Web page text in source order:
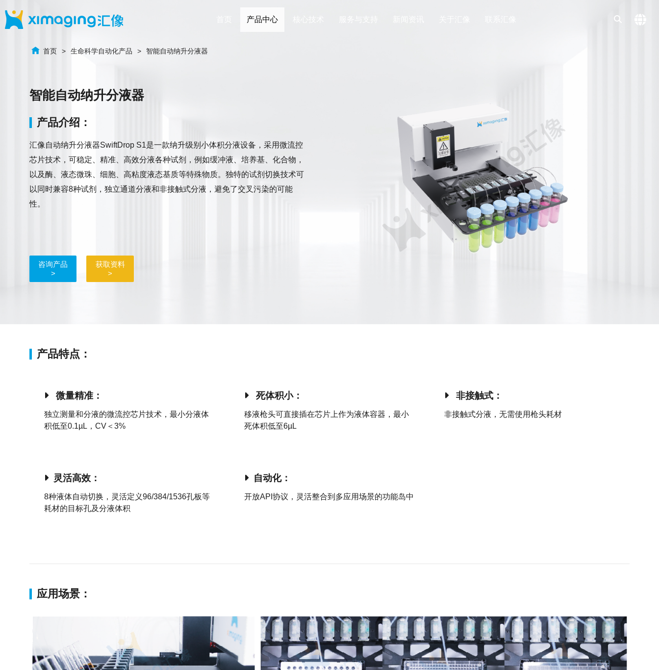
产品中心
首页 生命科学自动化产品 智能自动纳升分液器
智能自动纳升分液器
产品介绍：
汇像自动纳升分液器SwiftDrop S1是一款纳升级别小体积分液设备，采用微流控
芯片技术，可稳定、精准、高效分液各种试剂，例如缓冲液、培养基、化合物，
以及酶、液态微珠、细胞、高粘度液态基质等特殊物质。独特的试剂切换技术可
以同时兼容8种试剂，独立通道分液和非接触式分液，避免了交叉污染的可能
性。
咨询产品
>
获取资料
>
产品特点：
微量精准：
独立测量和分液的微流控芯片技术，最小分液体
积低至0.1µL，CV＜3%
死体积小：
移液枪头可直接插在芯片上作为液体容器，最小
死体积低至6µL
非接触式：
非接触式分液，无需使用枪头耗材
灵活高效：
8种液体自动切换，灵活定义96/384/1536孔板等
耗材的目标孔及分液体积
自动化：
开放API协议，灵活整合到多应用场景的功能岛中
应用场景：